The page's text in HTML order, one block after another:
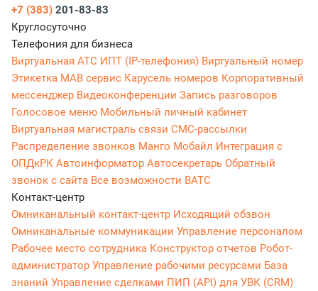
+7 (383) 201-83-83
Круглосуточно
Телефония для бизнеса
Виртуальная АТС ИПТ (IP-телефония) Виртуальный номер
Этикетка МАВ сервис Карусель номеров Корпоративный
мессенджер Видеоконференции Запись разговоров
Голосовое меню Мобильный личный кабинет
Виртуальная магистраль связи СМС-рассылки
Распределение звонков Манго Мобайл Интеграция с
ОПДкРК Автоинформатор Автосекретарь Обратный
звонок с сайта Все возможности ВАТС
Контакт-центр
Омниканальный контакт-центр Исходящий обзвон
Омниканальные коммуникации Управление персоналом
Рабочее место сотрудника Конструктор отчетов Робот-
администратор Управление рабочими ресурсами База
знаний Управление сделками ПИП (API) для УВК (CRM)